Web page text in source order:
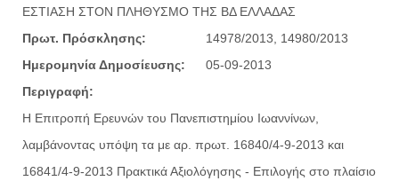
ΕΣΤΙΑΣΗ ΣΤΟΝ ΠΛΗΘΥΣΜΟ ΤΗΣ ΒΔ ΕΛΛΑΔΑΣ
Πρωτ. Πρόσκλησης:
14978/2013, 14980/2013
Ημερομηνία Δημοσίευσης:
05-09-2013
Περιγραφή:
Η Επιτροπή Ερευνών του Πανεπιστημίου Ιωαννίνων,
λαμβάνοντας υπόψη τα με αρ. πρωτ. 16840/4-9-2013 και
16841/4-9-2013 Πρακτικά Αξιολόγησης - Επιλογής στο πλαίσιο